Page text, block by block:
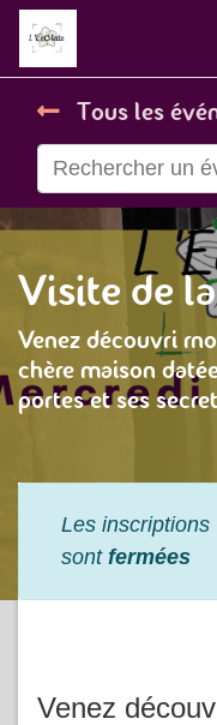
Tous les
Visite de
Venez découvri
chère maison
portes et ses
Les inscriptions
sont fermées
Venez